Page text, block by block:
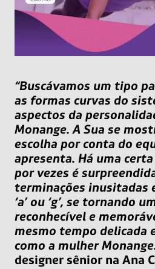
“Buscávamos um tipo
as formas curvas do
aspectos da
Monange. A Sua se
escolha por conta do
apresenta. Há uma
por vezes é
terminações inusitadas
‘a’ ou ‘g’, se tornando
reconhecível e
mesmo tempo delicada
como a mulher
designer sênior na Ana